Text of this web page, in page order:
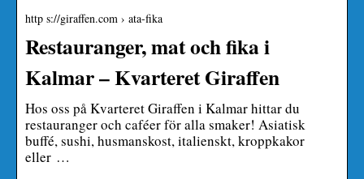
http s://giraffen.com › ata-fika
Restauranger, mat och fika i
Kalmar – Kvarteret Giraffen
Hos oss på Kvarteret Giraffen i Kalmar hittar du
restauranger och caféer för alla smaker! Asiatisk
buffé, sushi, husmanskost, italienskt, kroppkakor
eller …